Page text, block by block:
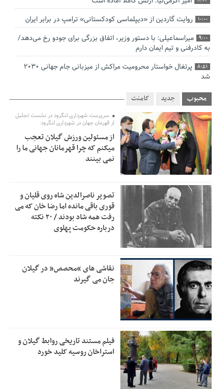
10:00 روایت گاردین از «دیپلماسی کودکستانی» ترامپ در برابر ایران
9:00
میراسماعیلی: با دستور وزیر، اتفاق بزرگی برای جودو رخ می‌دهد/
به کادرفنی و تیم ایمان دارم
8:51
پرتغال خواستار محرومیت مراکش از میزبانی جام جهانی ۲۰۳۰
شد
فریدون جیرانی: اکبر عبدی حیف شد
0:58
تسهیلات اشتغالزایی در اختیار نهادهای حمایتی باید براساس
اولویت‌های گیلان پرداخت شود
2:53
زمان جلسه سرنوشت‌ساز هیات رئیسه فدراسیون فوتبال با حضور
قلعه‌نویی مشخص شد
2:50
دفتر رهبر انقلاب: مطالب خارج از مراجع رسمی فاقد سندیت
2:46
بقائی: فضای مذاکرات فنی و سیاسی ایران و عمان درباره تنگه
هرمز، مثبت است
رئیس سازمان جهاد کشاورزی استان: کشاورزان گیلان نسبت به
دریافت یارانه کود اقدام کنند
1:00 تمدید مهلت اظهارنامه‌های مالیاتی سال ۱۴۰۴ تا پایان شهریورماه
محبوب جدید کامنت
سرپرست شهرداری لنگرود در نشست تجلیل
از قهرمان جهان در شهرداری لنگرود:
از مسئولین ورزش گیلان تعجب
میکنم که چرا قهرمانان جهانی ما را
نمی بینند
تصویر ناصرالدین شاه روی قلیان و
قوری باقی مانده اما رضا خان که می
رفت همه شاد بودند / ۲۰ نکته
درباره حکومت پهلوی
نقاشی های “محصص” در گیلان
جان می گیرند
فیلم مستند تاریخی روابط گیلان و
استراخان روسیه کلید خورد